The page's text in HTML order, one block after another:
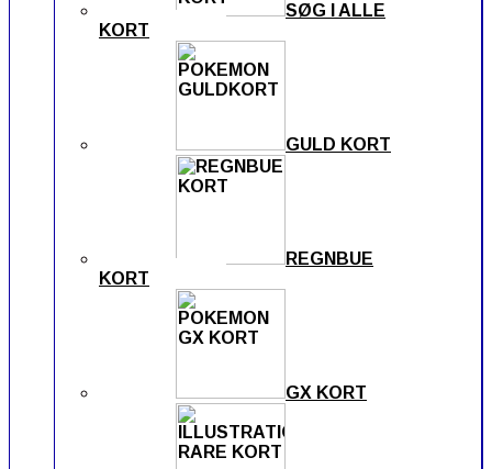
SØG I ALLE
KORT
GULD KORT
REGNBUE
KORT
GX KORT